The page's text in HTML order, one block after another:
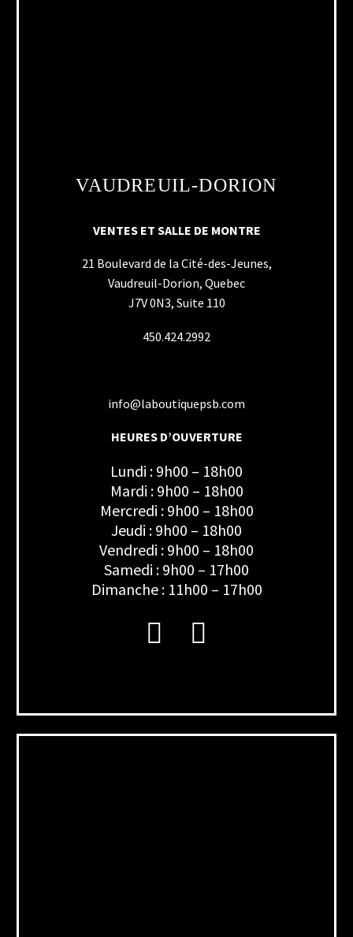
VAUDREUIL-DORION
VENTES ET SALLE DE MONTRE
21 Boulevard de la Cité-des-Jeunes,
Vaudreuil-Dorion, Quebec
J7V 0N3, Suite 110
450.424.2992
info@laboutiquepsb.com
HEURES D’OUVERTURE
Lundi : 9h00 – 18h00
Mardi : 9h00 – 18h00
Mercredi : 9h00 – 18h00
Jeudi : 9h00 – 18h00
Vendredi : 9h00 – 18h00
Samedi : 9h00 – 17h00
Dimanche : 11h00 – 17h00